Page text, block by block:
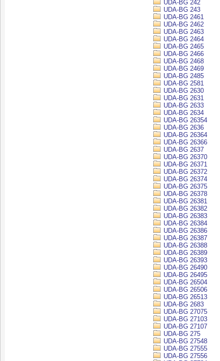
UDA-BG 242
UDA-BG 243
UDA-BG 2461
UDA-BG 2462
UDA-BG 2463
UDA-BG 2464
UDA-BG 2465
UDA-BG 2466
UDA-BG 2468
UDA-BG 2469
UDA-BG 2485
UDA-BG 2581
UDA-BG 2630
UDA-BG 2631
UDA-BG 2633
UDA-BG 2634
UDA-BG 26354
UDA-BG 2636
UDA-BG 26364
UDA-BG 26366
UDA-BG 2637
UDA-BG 26370
UDA-BG 26371
UDA-BG 26372
UDA-BG 26374
UDA-BG 26375
UDA-BG 26378
UDA-BG 26381
UDA-BG 26382
UDA-BG 26383
UDA-BG 26384
UDA-BG 26386
UDA-BG 26387
UDA-BG 26388
UDA-BG 26389
UDA-BG 26393
UDA-BG 26490
UDA-BG 26495
UDA-BG 26504
UDA-BG 26506
UDA-BG 26513
UDA-BG 2683
UDA-BG 27075
UDA-BG 27103
UDA-BG 27107
UDA-BG 275
UDA-BG 27548
UDA-BG 27555
UDA-BG 27556